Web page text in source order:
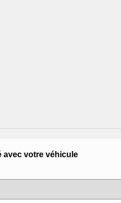
avec votre véhicule